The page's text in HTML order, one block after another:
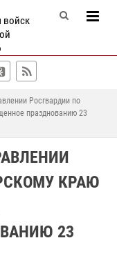
войск
Росгвардии по
празднованию 23
КРАЮ
23